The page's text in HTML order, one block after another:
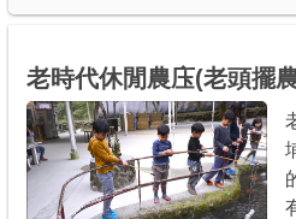
老時代休閒農庒(老頭擺